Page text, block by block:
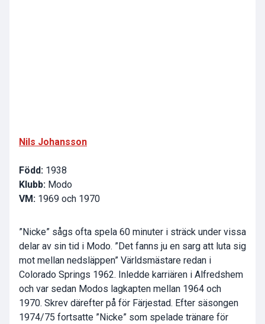
Nils Johansson
Född: 1938
Klubb: Modo
VM: 1969 och 1970
”Nicke” sågs ofta spela 60 minuter i sträck under vissa
delar av sin tid i Modo. ”Det fanns ju en sarg att luta sig
mot mellan nedsläppen” Världsmästare redan i
Colorado Springs 1962. Inledde karriären i Alfredshem
och var sedan Modos lagkapten mellan 1964 och
1970. Skrev därefter på för Färjestad. Efter säsongen
1974/75 fortsatte ”Nicke” som spelade tränare för